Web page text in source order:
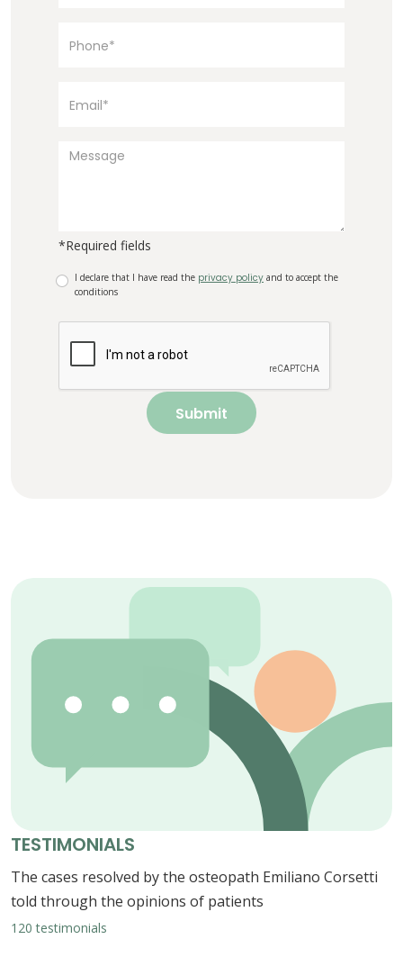
*Required fields
I declare that I have read the privacy policy and to accept the
conditions
Submit
TESTIMONIALS
The cases resolved by the osteopath Emiliano Corsetti
told through the opinions of patients
120 testimonials